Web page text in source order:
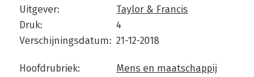
Uitgever:
Taylor & Francis
Druk:
4
Verschijningsdatum: 21-12-2018
Hoofdrubriek: Mens en maatschappij